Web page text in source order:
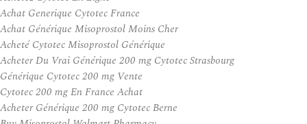
Achat Generique Cytotec France
Achat Générique Misoprostol Moins Cher
Acheté Cytotec Misoprostol Générique
Acheter Du Vrai Générique 200 mg Cytotec Strasbourg
Générique Cytotec 200 mg Vente
Cytotec 200 mg En France Achat
Acheter Générique 200 mg Cytotec Berne